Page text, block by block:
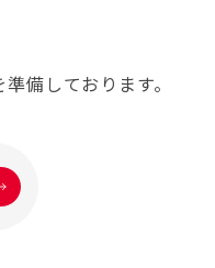
備しております。